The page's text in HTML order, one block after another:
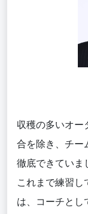
収穫の多いオー
合を除き、チー
徹底できていま
これまで練習し
は、コーチとし